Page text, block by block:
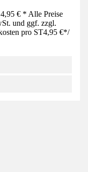
€ * Alle Preise
und ggf. zzgl.
pro ST4,95 €*/